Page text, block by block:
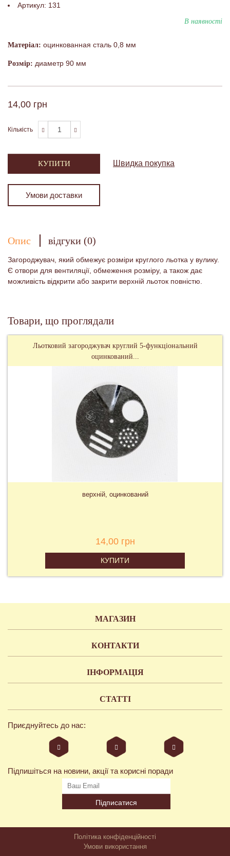
Артикул: 131
В наявності
Матеріал: оцинкованная сталь 0,8 мм
Розмір: диаметр 90 мм
14,00 грн
Кількість
КУПИТИ Швидка покупка
Умови доставки
Опис відгуки (0)
Загороджувач, який обмежує розміри круглого льотка у вулику.
Є отвори для вентиляції, обмеження розміру, а також дає
можливість відкрити або закрити верхній льоток повністю.
Товари, що проглядали
Льотковий загороджувач круглий 5-функціональний
оцинкований...
верхній, оцинкований
14,00 грн
КУПИТИ
МАГАЗИН
КОНТАКТИ
ІНФОРМАЦІЯ
СТАТТІ
Приєднуйтесь до нас:
Підпишіться на новини, акції та корисні поради
Підписатися
Політика конфіденційності
Умови використання